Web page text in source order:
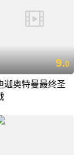
9.0
迦奥特曼最终圣